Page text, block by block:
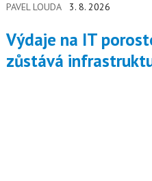
PAVEL LOUDA 3. 8. 2026
Výdaje na IT porostou, hnacím motorem
zůstává